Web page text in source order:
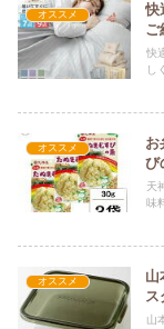
オススメ
快
ご
快
し
オススメ
お
び
天
味
オススメ
山
山